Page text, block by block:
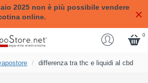
2025 non è più possibile vendere
online.
0
differenza tra thc e liquidi al cbd